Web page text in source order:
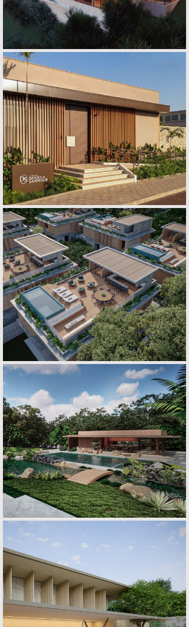
CLÍNICA D | S
EMPREENDIMENTO ARQOS
FAZENDA V | L
CASA G | S